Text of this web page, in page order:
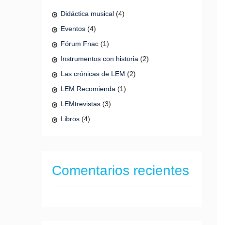
Didáctica musical (4)
Eventos (4)
Fórum Fnac (1)
Instrumentos con historia (2)
Las crónicas de LEM (2)
LEM Recomienda (1)
LEMtrevistas (3)
Libros (4)
Comentarios recientes